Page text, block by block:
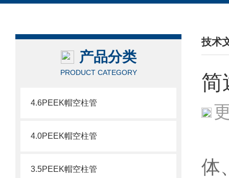
产品分类
PRODUCT CATEGORY
4.6PEEK帽空柱管
4.0PEEK帽空柱管
3.5PEEK帽空柱管
技术
/
简
体